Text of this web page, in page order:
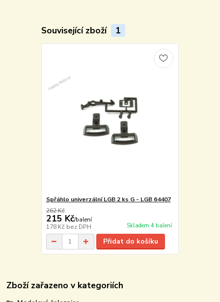
Související zboží 1
Spřáhlo univerzální LGB 2 ks G - LGB 64407
262 Kč
215 Kč/balení
178 Kč bez DPH Skladem 4 balení
Přidat do košíku
Zboží zařazeno v kategoriích